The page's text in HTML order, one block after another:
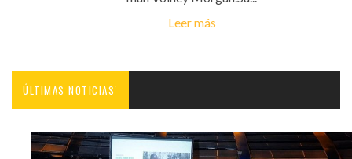
Leer más
ÚLTIMAS NOTICIAS'